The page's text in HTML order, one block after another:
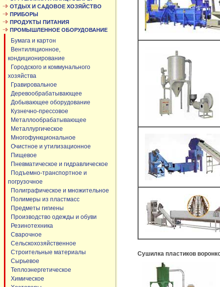
ОТДЫХ И САДОВОЕ ХОЗЯЙСТВО
ПРИБОРЫ
ПРОДУКТЫ ПИТАНИЯ
ПРОМЫШЛЕННОЕ ОБОРУДОВАНИЕ
Бумага и картон
Вентиляционное,
кондиционирование
Городского и коммунального
хозяйства
Гравировальное
Деревообрабатывающее
Добывающее оборудование
Кузнечно-прессовое
Металлообрабатывающее
Металлургическое
Многофункциональное
Очистное и утилизационное
Пищевое
Пневматическое и гидравлическое
Подъемно-транспортное и
погрузочное
Полиграфическое и множительное
Полимеры из пластмасс
Предметы гигиены
Производство одежды и обуви
Резинотехника
Сварочное
Сельскохозяйственное
Строительные материалы
Сырьевое
Теплоэнергетическое
Химическое
Сушилка пластиков